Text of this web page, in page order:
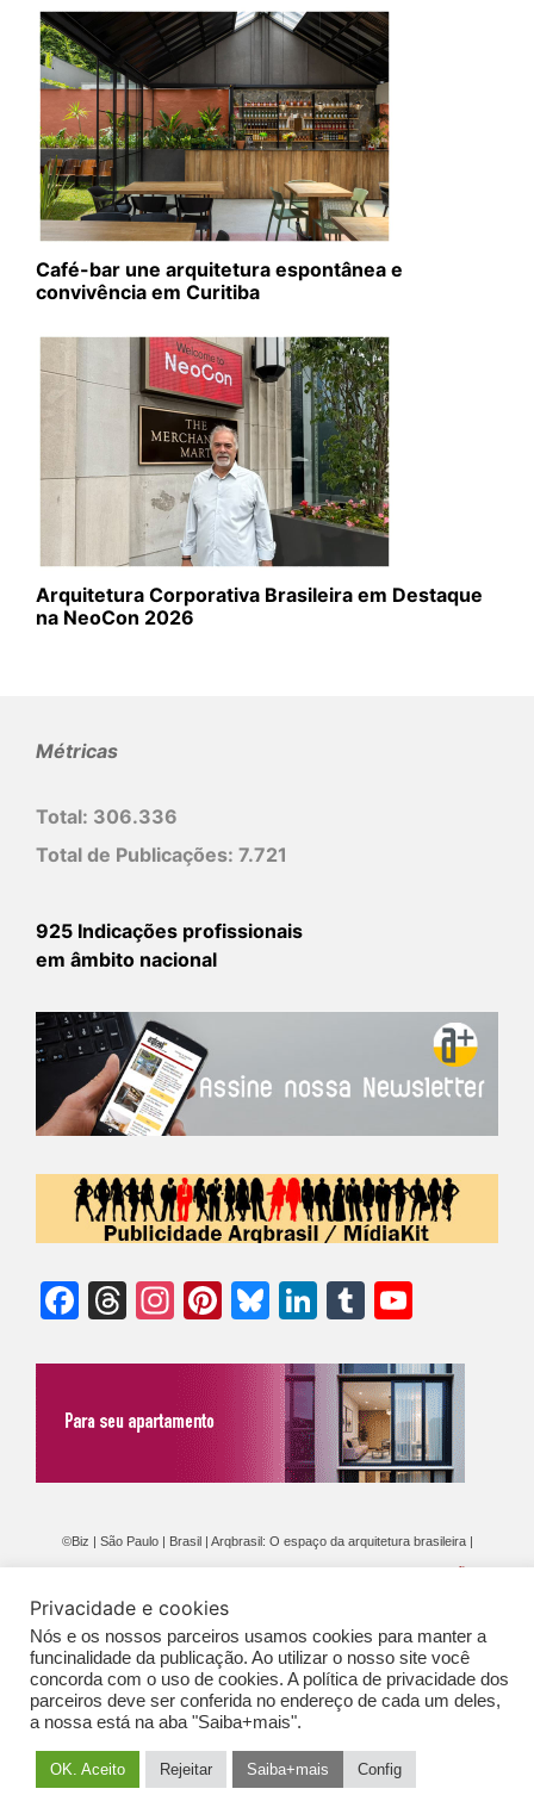
Café-bar une arquitetura espontânea e
convivência em Curitiba
Arquitetura Corporativa Brasileira em Destaque
na NeoCon 2026
Métricas
Total: 306.336
Total de Publicações: 7.721
925 Indicações profissionais
em âmbito nacional
Facebook
Threads
Instagram
Pinterest
Bluesky
LinkedIn
Tumblr
©Biz | São Paulo | Brasil | Arqbrasil: O espaço da arquitetura brasileira |
GERAIS DE PUBLICAÇÃO (CGP
Privacidade e cookies
Nós e os nossos parceiros usamos cookies para manter a
funcinalidade da publicação. Ao utilizar o nosso site você
concorda com o uso de cookies. A política de privacidade dos
parceiros deve ser conferida no endereço de cada um deles,
a nossa está na aba "Saiba+mais".
OK. Aceito Rejeitar Saiba+mais Config